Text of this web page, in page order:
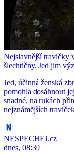
Nejslavnější travičky
šlechtičny. Jed jim
Jed, účinná ženská
pomohla dosáhnout
snadné, na rukách
nejznámějších
NESPECHEJ.cz
dnes, 08:30